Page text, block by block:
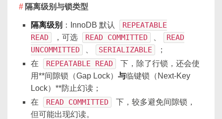
隔离级别与锁类型
隔离级别 ：InnoDB 默认
REPEATABLE
READ
，可选 READ COMMITTED
READ
UNCOMMITTED
SERIALIZABLE
；
在
REPEATABLE READ
下，除了行锁，还会使
用**间隙锁（Gap Lock） 与临键锁（Next-Key
Lock）**防止幻读；
在
READ COMMITTED
下，较多避免间隙锁，
但可能出现幻读。